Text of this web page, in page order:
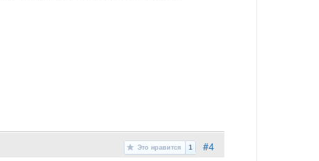
#4
Это нравится 1